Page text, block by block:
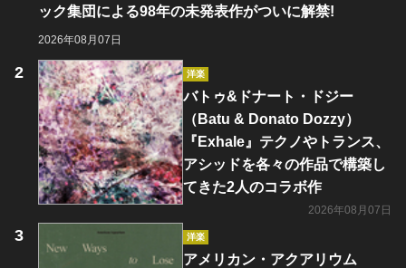
ック集団による98年の未発表作がついに解禁!
2026年08月07日
洋楽
バトゥ&ドナート・ドジー
（Batu & Donato Dozzy）
『Exhale』テクノやトランス、
アシッドを各々の作品で構築し
てきた2人のコラボ作
2026年08月07日
洋楽
アメリカン・アクアリウム